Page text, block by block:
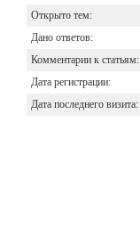
Открыто тем:
Дано ответов:
Комментарии к статьям:
Дата регистрации:
Дата последнего визита: